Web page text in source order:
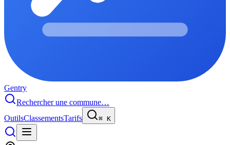
Gentry
Rechercher une commune…
OutilsClassementsTarifs ⌘ K